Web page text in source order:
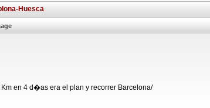
Huesca
en 4 d�as era el plan y recorrer Barcelona/